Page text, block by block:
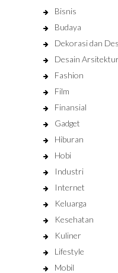
Bisnis
Budaya
Dekorasi dan
Desain
Fashion
Film
Finansial
Gadget
Hiburan
Hobi
Industri
Internet
Keluarga
Kesehatan
Kuliner
Lifestyle
Mobil